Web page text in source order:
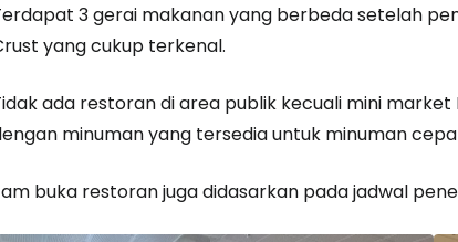
3 gerai makanan yang berbeda setelah
yang cukup terkenal.
ada restoran di area publik kecuali mini
minuman yang tersedia untuk minuman
buka restoran juga didasarkan pada jadwal